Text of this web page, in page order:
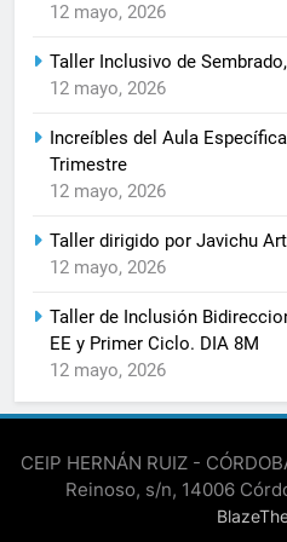
12 mayo, 2026
Taller Inclusivo de
12 mayo, 2026
Increíbles del Aula
Trimestre
12 mayo, 2026
Taller dirigido por Javichu
12 mayo, 2026
Taller de Inclusión
EE y Primer Ciclo. DIA 8M
12 mayo, 2026
CEIP HERNÁN RUIZ -
Reinoso, s/n, 14006